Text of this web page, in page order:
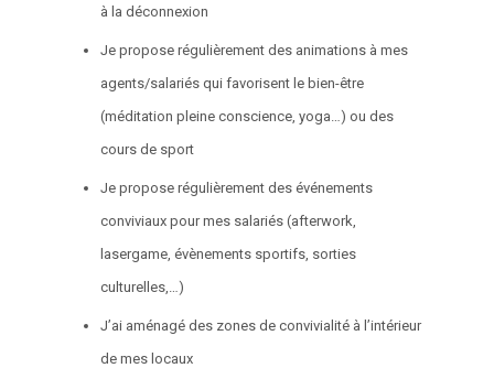
à la déconnexion
Je propose régulièrement des animations à mes
agents/salariés qui favorisent le bien-être
(méditation pleine conscience, yoga…) ou des
cours de sport
Je propose régulièrement des événements
conviviaux pour mes salariés (afterwork,
lasergame, évènements sportifs, sorties
culturelles,…)
J’ai aménagé des zones de convivialité à l’intérieur
de mes locaux